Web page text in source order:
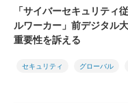
「サイバーセキュリティ
ルワーカー」前デジタル
重要性を訴える
セキュリティ グローバル